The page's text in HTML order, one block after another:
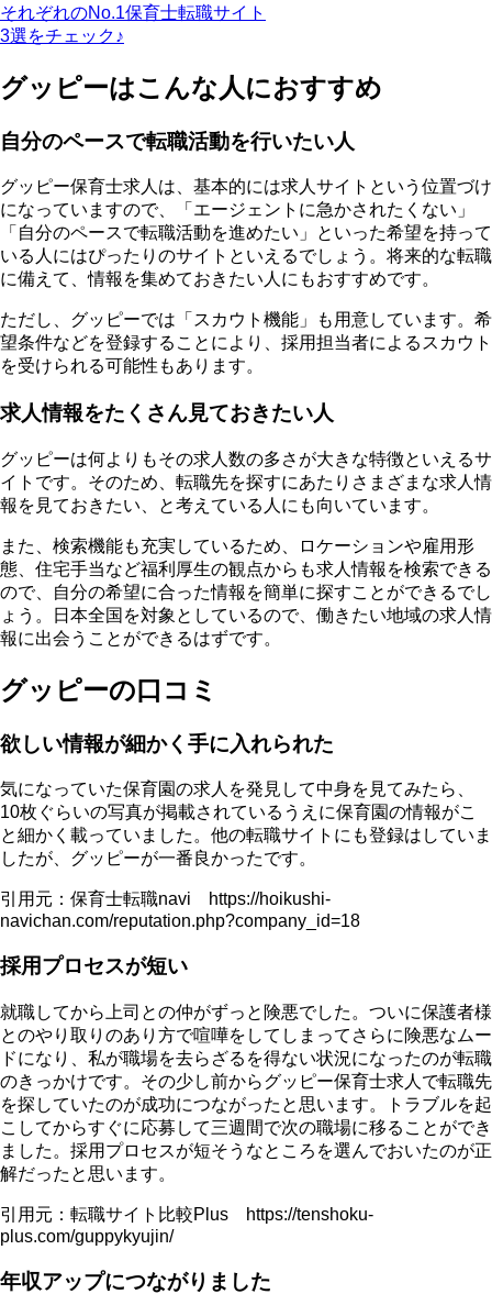
それぞれのNo.1保育士転職サイト
3選をチェック♪
グッピーはこんな人におすすめ
自分のペースで転職活動を行いたい人
グッピー保育士求人は、基本的には求人サイトという位置づけ
になっていますので、「エージェントに急かされたくない」
「自分のペースで転職活動を進めたい」といった希望を持って
いる人にはぴったりのサイトといえるでしょう。将来的な転職
に備えて、情報を集めておきたい人にもおすすめです。
ただし、グッピーでは「スカウト機能」も用意しています。希
望条件などを登録することにより、採用担当者によるスカウト
を受けられる可能性もあります。
求人情報をたくさん見ておきたい人
グッピーは何よりもその求人数の多さが大きな特徴といえるサ
イトです。そのため、転職先を探すにあたりさまざまな求人情
報を見ておきたい、と考えている人にも向いています。
また、検索機能も充実しているため、ロケーションや雇用形
態、住宅手当など福利厚生の観点からも求人情報を検索できる
ので、自分の希望に合った情報を簡単に探すことができるでし
ょう。日本全国を対象としているので、働きたい地域の求人情
報に出会うことができるはずです。
グッピーの口コミ
欲しい情報が細かく手に入れられた
気になっていた保育園の求人を発見して中身を見てみたら、
10枚ぐらいの写真が掲載されているうえに保育園の情報がこ
と細かく載っていました。他の転職サイトにも登録はしていま
したが、グッピーが一番良かったです。
引用元：保育士転職navi https://hoikushi-
navichan.com/reputation.php?company_id=18
採用プロセスが短い
就職してから上司との仲がずっと険悪でした。ついに保護者様
とのやり取りのあり方で喧嘩をしてしまってさらに険悪なムー
ドになり、私が職場を去らざるを得ない状況になったのが転職
のきっかけです。その少し前からグッピー保育士求人で転職先
を探していたのが成功につながったと思います。トラブルを起
こしてからすぐに応募して三週間で次の職場に移ることができ
ました。採用プロセスが短そうなところを選んでおいたのが正
解だったと思います。
引用元：転職サイト比較Plus https://tenshoku-
plus.com/guppykyujin/
年収アップにつながりました